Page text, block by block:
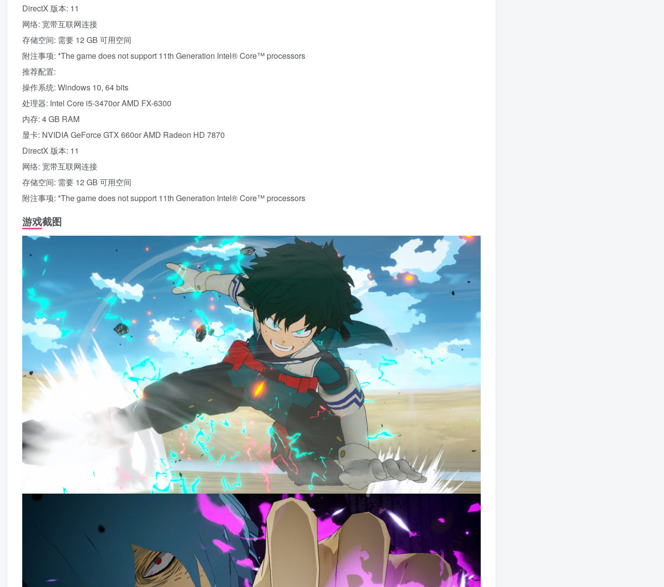
DirectX 版本: 11
网络: 宽带互联网连接
存储空间: 需要 12 GB 可用空间
附注事项: *The game does not support 11th Generation Intel® Core™ processors
推荐配置:
操作系统: Windows 10, 64 bits
处理器: Intel Core i5-3470or AMD FX-6300
内存: 4 GB RAM
显卡: NVIDIA GeForce GTX 660or AMD Radeon HD 7870
DirectX 版本: 11
网络: 宽带互联网连接
存储空间: 需要 12 GB 可用空间
附注事项: *The game does not support 11th Generation Intel® Core™ processors
游戏截图